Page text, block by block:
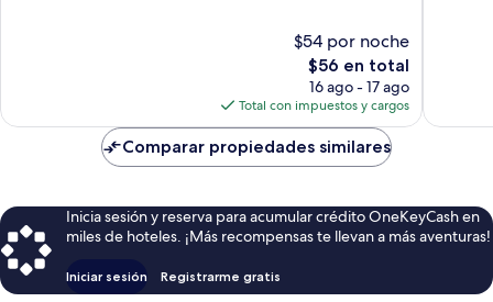
$54 por noche
El
precio
actual
es
de
$56
$56 en total
16 ago - 17 ago
Total con impuestos y cargos
Comparar propiedades similares
Inicia sesión y reserva para acumular crédito OneKeyCash en
miles de hoteles. ¡Más recompensas te llevan a más aventuras!
Iniciar sesión Registrarme gratis